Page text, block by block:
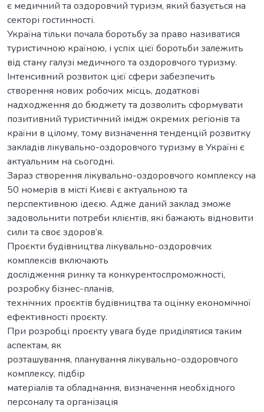
є медичний та оздоровчий туризм, який базується на
секторі гостинності.
Україна тільки почала боротьбу за право називатися
туристичною країною, і успіх цієї боротьби залежить
від стану галузі медичного та оздоровчого туризму.
Інтенсивний розвиток цієї сфери забезпечить
створення нових робочих місць, додаткові
надходження до бюджету та дозволить сформувати
позитивний туристичний імідж окремих регіонів та
країни в цілому, тому визначення тенденцій розвитку
закладів лікувально-оздоровчого туризму в Україні є
актуальним на сьогодні.
Зараз створення лікувально-оздоровчого комплексу на
50 номерів в місті Києві є актуальною та
перспективною ідеєю. Адже даний заклад зможе
задовольнити потреби клієнтів, які бажають відновити
сили та своє здоров’я.
Проєкти будівництва лікувально-оздоровчих
комплексів включають
дослідження ринку та конкурентоспроможності,
розробку бізнес-планів,
технічних проєктів будівництва та оцінку економічної
ефективності проєкту.
При розробці проєкту увага буде приділятися таким
аспектам, як
розташування, планування лікувально-оздоровчого
комплексу, підбір
матеріалів та обладнання, визначення необхідного
персоналу та організація